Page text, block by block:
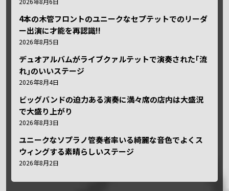
4本の木管フロントのユニークなセプテットでのリーダ
ー出演に才能を再認識!!
2026年8月5日
デュオアルバムがライブクァルテットで演奏された｢流
れ｣のいいステージ
2026年8月4日
ビッグバンドの迫力ある演奏に満々席の店内は大盛況
で大盛り上がり
2026年8月3日
ユニークなソプラノ管奏者率いる綺麗な音色でよくス
ウィングする素晴らしいステージ
2026年8月2日